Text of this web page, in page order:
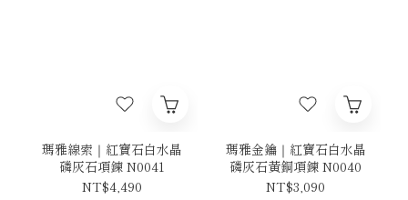
瑪雅線索｜紅寶石白水晶
磷灰石項鍊 N0041
NT$4,490
瑪雅金鑰｜紅寶石白水晶
磷灰石黃銅項鍊 N0040
NT$3,090